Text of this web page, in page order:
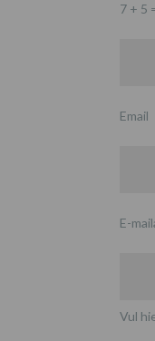
7 + 5
Email
E-
Vul